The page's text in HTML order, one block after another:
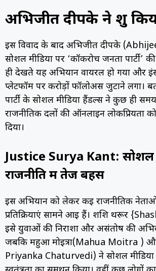
अभिजीत दीपके ने शुरू
इस विवाद के बाद अभिजीत दीपके
सोशल मीडिया पर ‘कॉकरोच जनता
ही देखते यह अभियान वायरल हो गया और
प्लेटफॉर्म पर करोड़ों फॉलोअर्स जुटाने लगा।
पार्टी के सोशल मीडिया हैंडल्स ने कुछ ही
राजनीतिक दलों की ऑनलाइन लोकप्रियता
दिया।
Justice Surya Kant: सोशल
राजनीति में तेज बहस
इस अभियान को लेकर कई राजनीतिक
प्रतिक्रियाएं सामने आई हैं। शशि थरूर
इसे युवाओं की निराशा और असंतोष की
जबकि महुआ मोइत्रा(Mahua Moitra )
Priyanka Chaturvedi) ने सोशल मीडिया